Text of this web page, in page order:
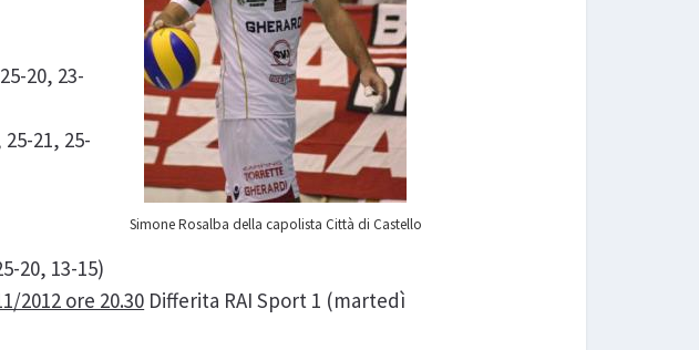
Simone Rosalba della capolista Città di Castello
20, 23-
21, 25-
20, 13-15)
2012 ore 20.30 Differita RAI Sport 1 (martedì